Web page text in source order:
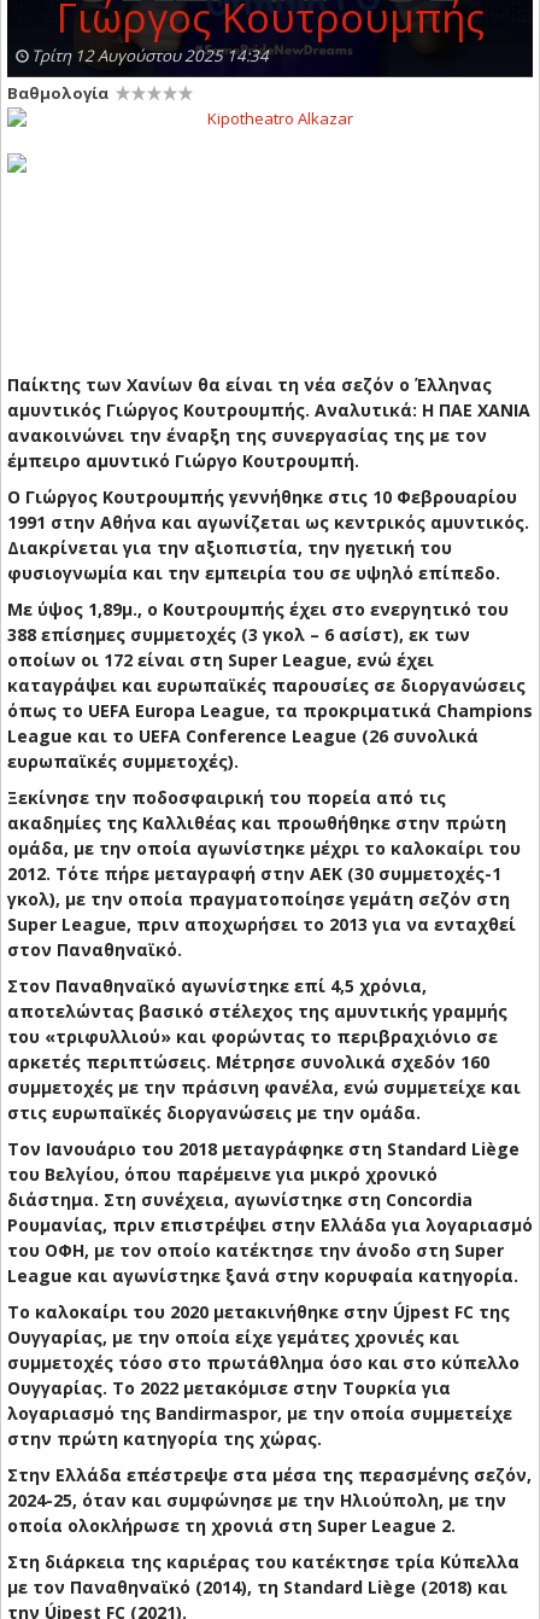
Γιώργος Κουτρουμπής
Τρίτη 12 Αυγούστου 2025 14:34
Βαθμολογία
Παίκτης των Χανίων θα είναι τη νέα σεζόν ο Έλληνας
αμυντικός Γιώργος Κουτρουμπής. Αναλυτικά: Η ΠΑΕ ΧΑΝΙΑ
ανακοινώνει την έναρξη της συνεργασίας της με τον
έμπειρο αμυντικό Γιώργο Κουτρουμπή.
Ο Γιώργος Κουτρουμπής γεννήθηκε στις 10 Φεβρουαρίου
1991 στην Αθήνα και αγωνίζεται ως κεντρικός αμυντικός.
Διακρίνεται για την αξιοπιστία, την ηγετική του
φυσιογνωμία και την εμπειρία του σε υψηλό επίπεδο.
Με ύψος 1,89μ., ο Κουτρουμπής έχει στο ενεργητικό του
388 επίσημες συμμετοχές (3 γκολ – 6 ασίστ), εκ των
οποίων οι 172 είναι στη Super League, ενώ έχει
καταγράψει και ευρωπαϊκές παρουσίες σε διοργανώσεις
όπως το UEFA Europa League, τα προκριματικά Champions
League και το UEFA Conference League (26 συνολικά
ευρωπαϊκές συμμετοχές).
Ξεκίνησε την ποδοσφαιρική του πορεία από τις
ακαδημίες της Καλλιθέας και προωθήθηκε στην πρώτη
ομάδα, με την οποία αγωνίστηκε μέχρι το καλοκαίρι του
2012. Τότε πήρε μεταγραφή στην ΑΕΚ (30 συμμετοχές-1
γκολ), με την οποία πραγματοποίησε γεμάτη σεζόν στη
Super League, πριν αποχωρήσει το 2013 για να ενταχθεί
στον Παναθηναϊκό.
Στον Παναθηναϊκό αγωνίστηκε επί 4,5 χρόνια,
αποτελώντας βασικό στέλεχος της αμυντικής γραμμής
του «τριφυλλιού» και φορώντας το περιβραχιόνιο σε
αρκετές περιπτώσεις. Μέτρησε συνολικά σχεδόν 160
συμμετοχές με την πράσινη φανέλα, ενώ συμμετείχε και
στις ευρωπαϊκές διοργανώσεις με την ομάδα.
Τον Ιανουάριο του 2018 μεταγράφηκε στη Standard Liège
του Βελγίου, όπου παρέμεινε για μικρό χρονικό
διάστημα. Στη συνέχεια, αγωνίστηκε στη Concordia
Ρουμανίας, πριν επιστρέψει στην Ελλάδα για λογαριασμό
του ΟΦΗ, με τον οποίο κατέκτησε την άνοδο στη Super
League και αγωνίστηκε ξανά στην κορυφαία κατηγορία.
Το καλοκαίρι του 2020 μετακινήθηκε στην Újpest FC της
Ουγγαρίας, με την οποία είχε γεμάτες χρονιές και
συμμετοχές τόσο στο πρωτάθλημα όσο και στο κύπελλο
Ουγγαρίας. Το 2022 μετακόμισε στην Τουρκία για
λογαριασμό της Bandirmaspor, με την οποία συμμετείχε
στην πρώτη κατηγορία της χώρας.
Στην Ελλάδα επέστρεψε στα μέσα της περασμένης σεζόν,
2024-25, όταν και συμφώνησε με την Ηλιούπολη, με την
οποία ολοκλήρωσε τη χρονιά στη Super League 2.
Στη διάρκεια της καριέρας του κατέκτησε τρία Κύπελλα
με τον Παναθηναϊκό (2014), τη Standard Liège (2018) και
την Újpest FC (2021).